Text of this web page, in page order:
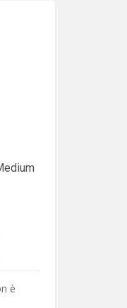
è